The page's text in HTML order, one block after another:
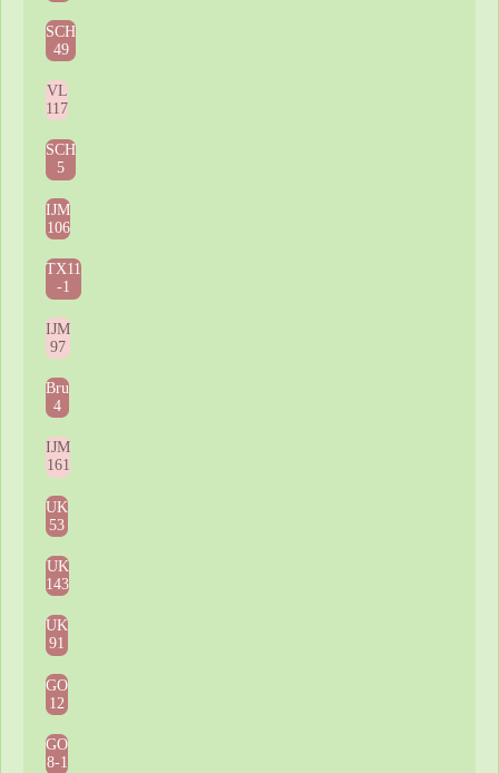
SCH
49
VL
117
SCH
5
IJM
106
TX11
-1
IJM
97
Bru
4
IJM
161
UK
53
UK
143
UK
91
GO
12
GO
8-1